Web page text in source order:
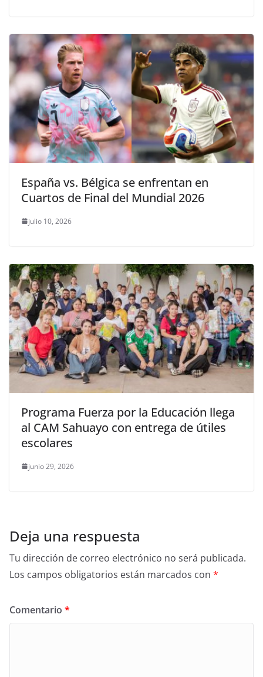
España vs. Bélgica se enfrentan en
Cuartos de Final del Mundial 2026
julio 10, 2026
Programa Fuerza por la Educación llega
al CAM Sahuayo con entrega de útiles
escolares
junio 29, 2026
Deja una respuesta
Tu dirección de correo electrónico no será publicada.
Los campos obligatorios están marcados con *
Comentario *